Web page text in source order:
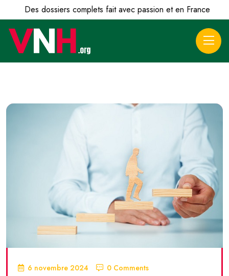
Des dossiers complets fait avec passion et en France
6 novembre 2024 0 Comments